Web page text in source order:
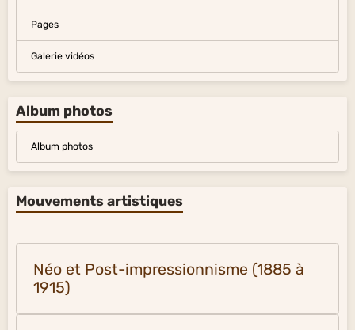
Pages
Galerie vidéos
Album photos
Album photos
Mouvements artistiques
Néo et Post-impressionnisme (1885 à
1915)